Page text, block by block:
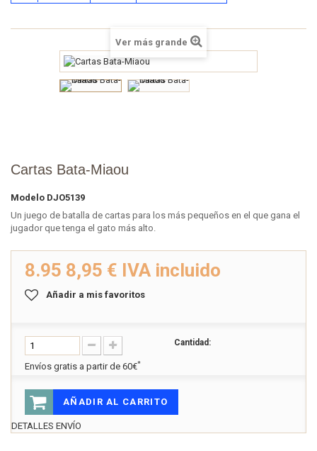
Ver más grande
Cartas Bata-Miaou
Modelo DJO5139
Un juego de batalla de cartas para los más pequeños en el que gana el
jugador que tenga el gato más alto.
8.95 8,95 € IVA incluido
Añadir a mis favoritos
Cantidad:
Envíos gratis a partir de 60€*
AÑADIR AL CARRITO
DETALLES ENVÍO